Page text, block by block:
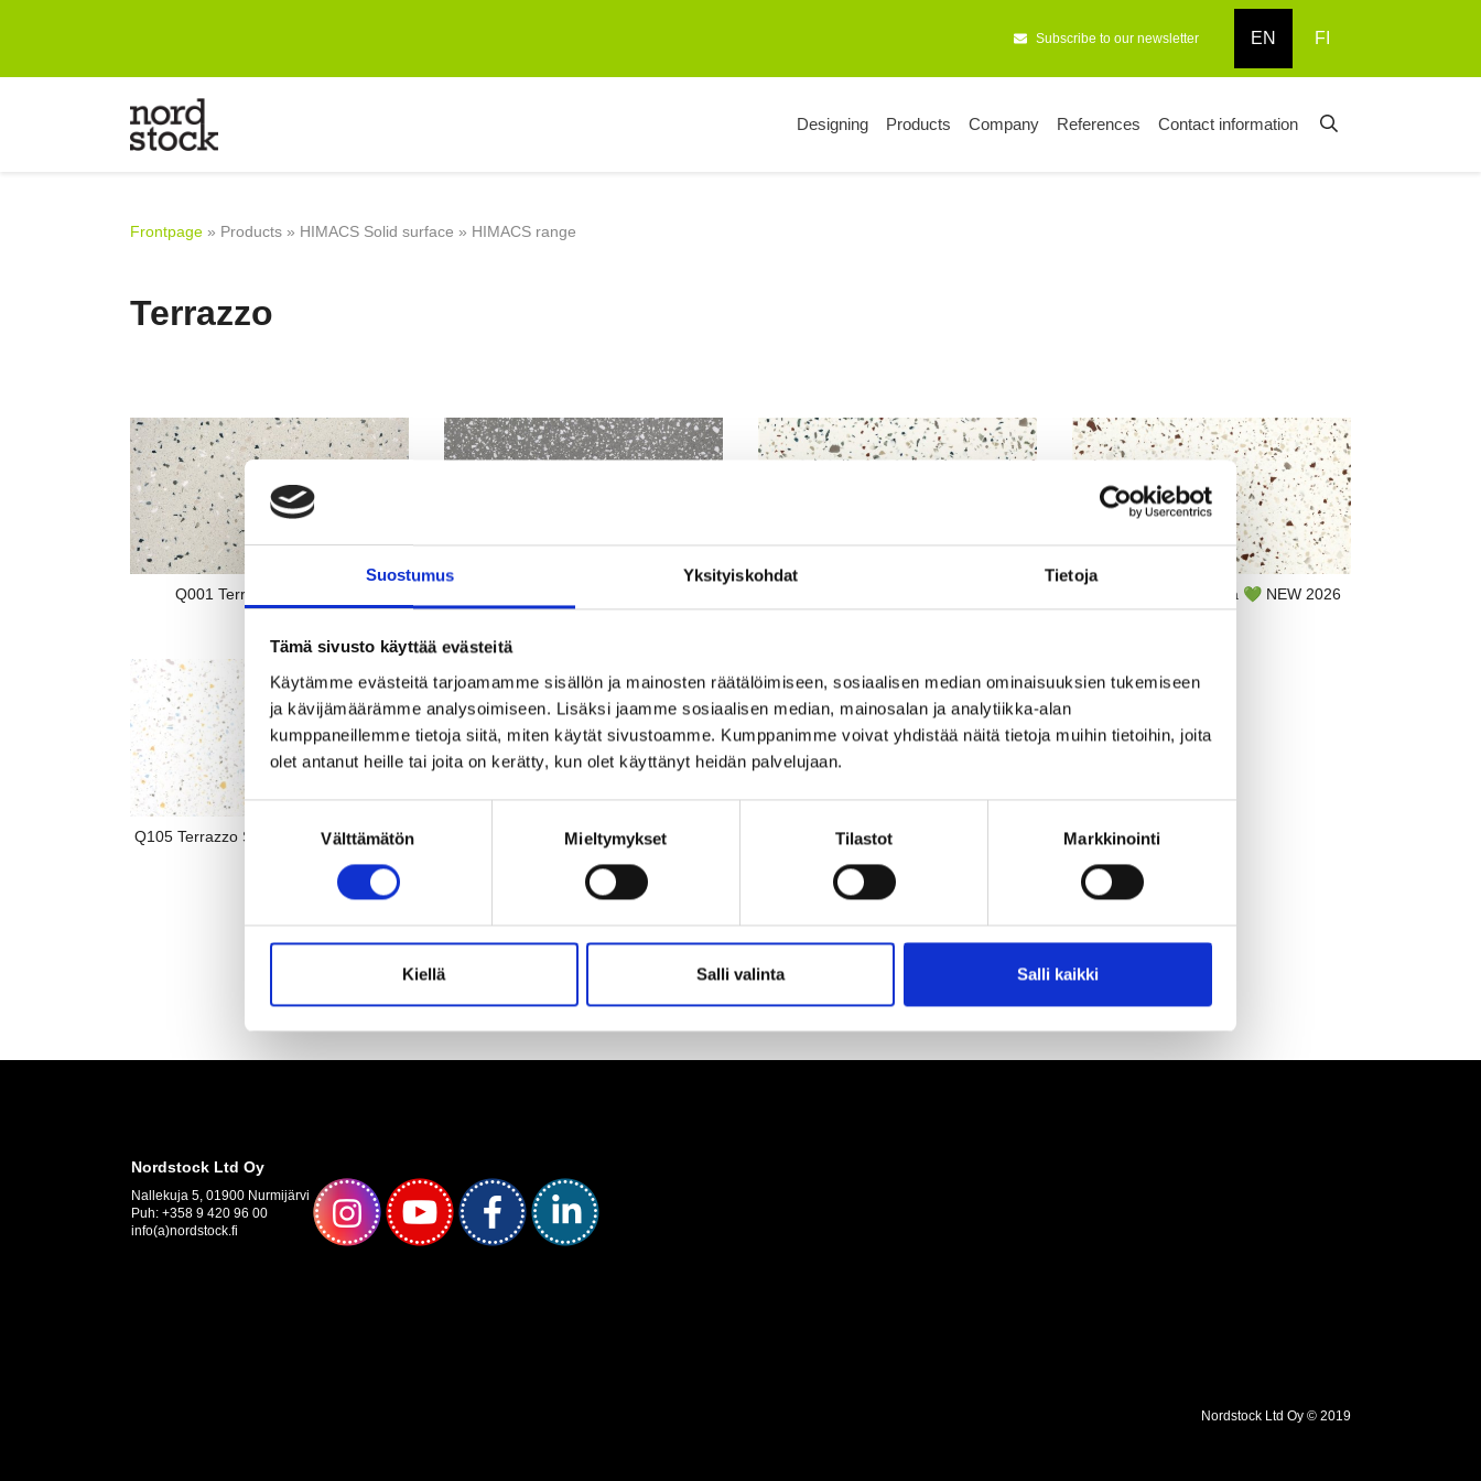
Suostumus Yksityiskohdat Tietoja
Tämä sivusto käyttää evästeitä
Käytämme evästeitä tarjoamamme sisällön ja mainosten räätälöimiseen, sosiaalisen median ominaisuuksien tukemiseen
ja kävijämäärämme analysoimiseen. Lisäksi jaamme sosiaalisen median, mainosalan ja analytiikka-alan
kumppaneillemme tietoja siitä, miten käytät sivustoamme. Kumppanimme voivat yhdistää näitä tietoja muihin tietoihin, joita
olet antanut heille tai joita on kerätty, kun olet käyttänyt heidän palvelujaan.
valinta
Välttämätön Mieltymykset Tilastot Markkinointi
Kiellä Salli valinta Salli kaikki
Subscribe to our newsletter EN FI
Designing Products Company References Contact information
Frontpage » Products » HIMACS Solid surface » HIMACS range
Terrazzo
Q001 Terrazzo Classico 💎 Q103 Terrazzo Nuvola 💚 NEW 2026
Q105 Terrazzo Sorrento 💚 NEW 2026 Q106 Terrazzo Marsala 💚 NEW 2026 Q107 Terrazzo Selva 💚 NEW 2026
Nordstock Ltd Oy
Nallekuja 5, 01900 Nurmijärvi
Puh: +358 9 420 96 00
info(a)nordstock.fi
Nordstock Ltd Oy © 2019